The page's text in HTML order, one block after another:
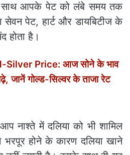
साथ आपके पेट को लंबे समय तक
पेट, हार्ट और डायबिटीज के
होता है।
Silver Price: आज सोने के भाव
जानें गोल्‍ड-सिल्‍वर के ताजा रेट
नाश्ते में दलिया को भी शामिल
होने के कारण दलिया खाने